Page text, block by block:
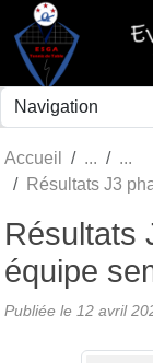
Accueil
Résultats J3
Résultats
équipe
Publiée le 12 avril
Panneau de